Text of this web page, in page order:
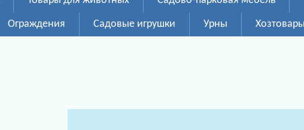
Ограждения Садовые игрушки Урны Хозтовары